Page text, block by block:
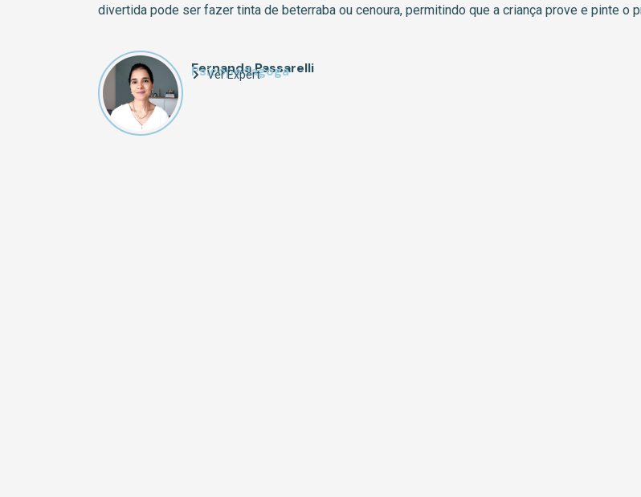
divertida pode ser fazer tinta de beterraba ou cenoura, permitindo que a criança prove e pinte o
Fernanda Passarelli
Psicopedagoga
Ver Expert